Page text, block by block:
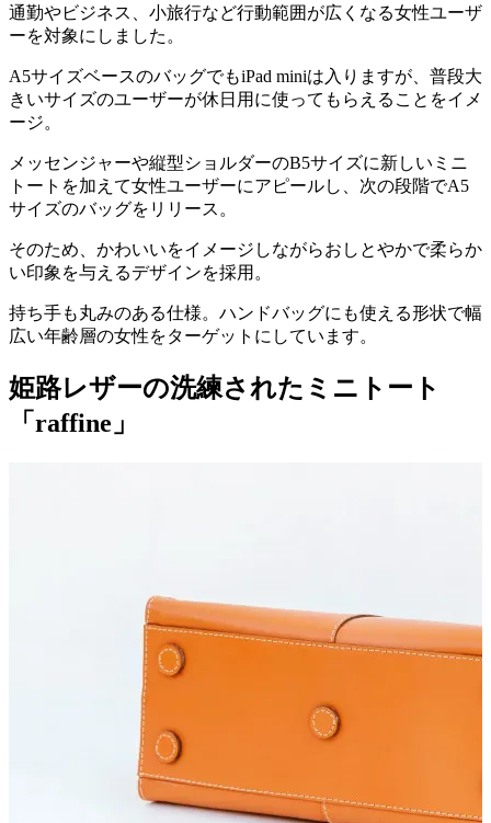
通勤やビジネス、小旅行など行動範囲が広くなる女性ユーザ
ーを対象にしました。
A5サイズベースのバッグでもiPad miniは入りますが、普段大
きいサイズのユーザーが休日用に使ってもらえることをイメ
ージ。
メッセンジャーや縦型ショルダーのB5サイズに新しいミニ
トートを加えて女性ユーザーにアピールし、次の段階でA5
サイズのバッグをリリース。
そのため、かわいいをイメージしながらおしとやかで柔らか
い印象を与えるデザインを採用。
持ち手も丸みのある仕様。ハンドバッグにも使える形状で幅
広い年齢層の女性をターゲットにしています。
姫路レザーの洗練されたミニトート
「raffine」